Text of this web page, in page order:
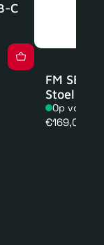
C
FM
Stoel
Op
Normale
€169,00